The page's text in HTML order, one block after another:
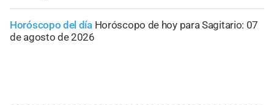
Horóscopo del día Horóscopo de hoy para Sagitario: 07
de agosto de 2026